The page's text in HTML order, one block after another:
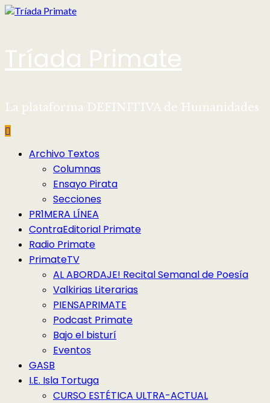
Saltar
Tríada Primate
La plataforma DEFINITIVA de Humanidades
Menú Archivo Textos
Columnas
Ensayo Pirata
Secciones
PR1MERA LÍNEA
ContraEditorial Primate
Radio Primate
PrimateTV
AL ABORDAJE! Recital Semanal de Poesía
Valkirias Literarias
PIENSAPRIMATE
Podcast Primate
Bajo el bisturí
Eventos
GASB
I.E. Isla Tortuga
CURSO ESTÉTICA ULTRA-ACTUAL